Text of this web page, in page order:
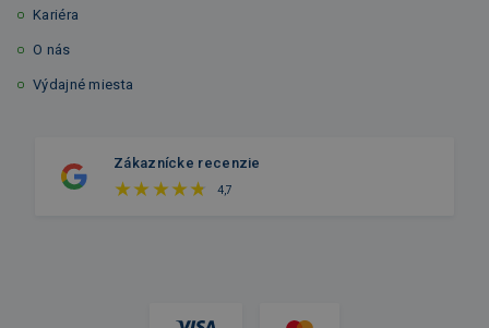
Kariéra
O nás
Výdajné miesta
Zákaznícke recenzie
4,7